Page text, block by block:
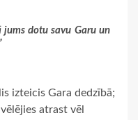
jums dotu savu Garu un
izteicis Gara dedzībā;
atrast vēl